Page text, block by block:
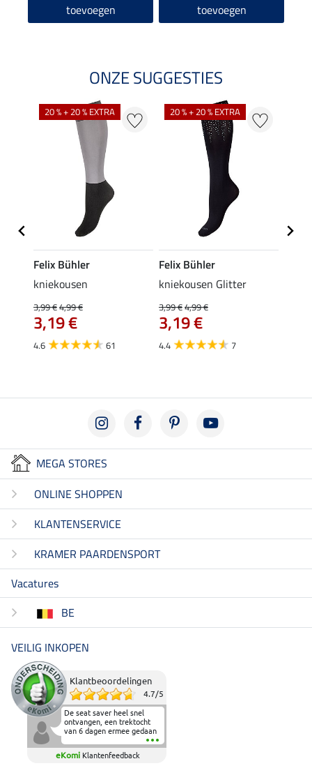
toevoegen toevoegen
ONZE SUGGESTIES
20 % + 20 % EXTRA
Felix Bühler
kniekousen
3,99 €4,99 €
3,19 €
4.6 61
20 % + 20 % EXTRA
Felix Bühler
kniekousen Glitter
3,99 €4,99 €
3,19 €
4.4 7
MEGA STORES
ONLINE SHOPPEN
KLANTENSERVICE
KRAMER PAARDENSPORT
Vacatures
BE
VEILIG INKOPEN
Klantbeoordelingen
4.7/5
De seat saver heel snel
ontvangen, een trektocht
van 6 dagen ermee gedaan
en deze heeft de beproeving
fantastisch doorstaan.
Heerlijk zacht om op te
eKomi Klantenfeedback